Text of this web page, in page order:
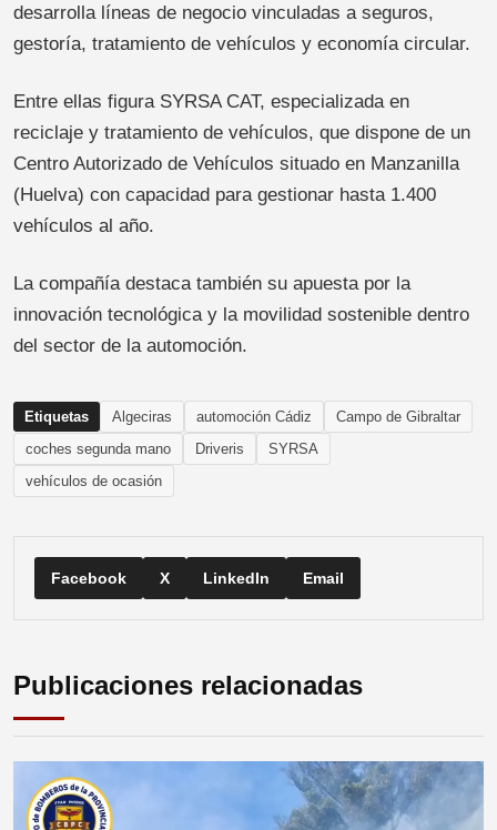
desarrolla líneas de negocio vinculadas a seguros,
gestoría, tratamiento de vehículos y economía circular.
Entre ellas figura SYRSA CAT, especializada en
reciclaje y tratamiento de vehículos, que dispone de un
Centro Autorizado de Vehículos situado en Manzanilla
(Huelva) con capacidad para gestionar hasta 1.400
vehículos al año.
La compañía destaca también su apuesta por la
innovación tecnológica y la movilidad sostenible dentro
del sector de la automoción.
Etiquetas Algeciras automoción Cádiz
Campo de Gibraltar
coches segunda mano
Driveris
SYRSA
vehículos de ocasión
Facebook X LinkedIn Email
Publicaciones relacionadas